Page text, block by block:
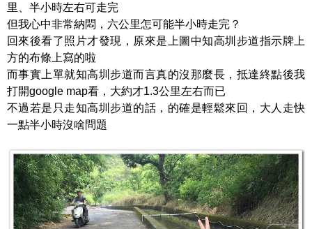
里、半小時左右可走完
但我心中非常納悶，六公里怎可能半小時走完？
回來後看了照片才發現，原來是上圖中知高圳步道指示牌上
方的布條上寫的啦
而事實上單就知高圳步道而言真的沒那麼長，抵達終點後我
打開google map看，大約才1.3公里左右而已
不過若是只走知高圳步道的話，的確是輕鬆來回，大人走快
一點半小時沒啥問題